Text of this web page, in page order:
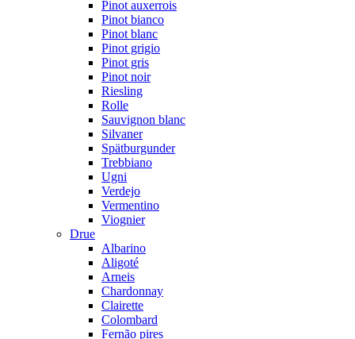
Pinot auxerrois
Pinot bianco
Pinot blanc
Pinot grigio
Pinot gris
Pinot noir
Riesling
Rolle
Sauvignon blanc
Silvaner
Spätburgunder
Trebbiano
Ugni
Verdejo
Vermentino
Viognier
Drue
Albarino
Aligoté
Arneis
Chardonnay
Clairette
Colombard
Fernão pires